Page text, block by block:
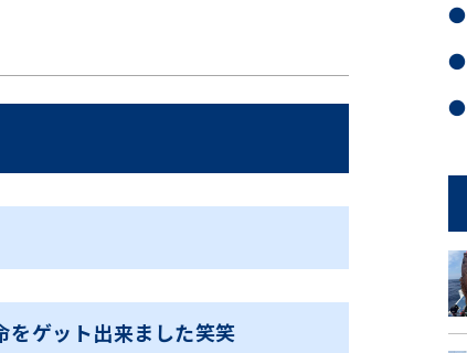
をゲット出来ました笑笑